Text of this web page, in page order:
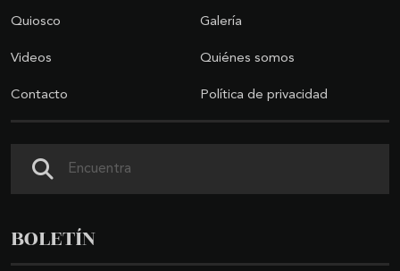
Quiosco Galería
Videos Quiénes somos
Contacto Política de privacidad
BOLETÍN